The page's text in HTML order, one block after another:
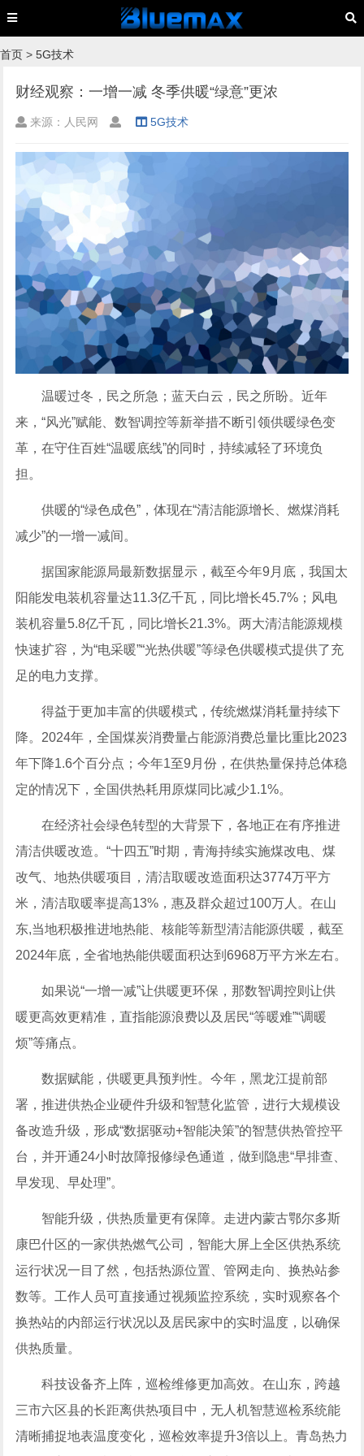
首页 > 5G技术
财经观察：一增一减 冬季供暖“绿意”更浓
来源：人民网 5G技术
温暖过冬，民之所急；蓝天白云，民之所盼。近年
来，“风光”赋能、数智调控等新举措不断引领供暖绿色变
革，在守住百姓“温暖底线”的同时，持续减轻了环境负
担。
供暖的“绿色成色”，体现在“清洁能源增长、燃煤消耗
减少”的一增一减间。
据国家能源局最新数据显示，截至今年9月底，我国太
阳能发电装机容量达11.3亿千瓦，同比增长45.7%；风电
装机容量5.8亿千瓦，同比增长21.3%。两大清洁能源规模
快速扩容，为“电采暖”“光热供暖”等绿色供暖模式提供了充
足的电力支撑。
得益于更加丰富的供暖模式，传统燃煤消耗量持续下
降。2024年，全国煤炭消费量占能源消费总量比重比2023
年下降1.6个百分点；今年1至9月份，在供热量保持总体稳
定的情况下，全国供热耗用原煤同比减少1.1%。
在经济社会绿色转型的大背景下，各地正在有序推进
清洁供暖改造。“十四五”时期，青海持续实施煤改电、煤
改气、地热供暖项目，清洁取暖改造面积达3774万平方
米，清洁取暖率提高13%，惠及群众超过100万人。在山
东,当地积极推进地热能、核能等新型清洁能源供暖，截至
2024年底，全省地热能供暖面积达到6968万平方米左右。
如果说“一增一减”让供暖更环保，那数智调控则让供
暖更高效更精准，直指能源浪费以及居民“等暖难”“调暖
烦”等痛点。
数据赋能，供暖更具预判性。今年，黑龙江提前部
署，推进供热企业硬件升级和智慧化监管，进行大规模设
备改造升级，形成“数据驱动+智能决策”的智慧供热管控平
台，并开通24小时故障报修绿色通道，做到隐患“早排查、
早发现、早处理”。
智能升级，供热质量更有保障。走进内蒙古鄂尔多斯
康巴什区的一家供热燃气公司，智能大屏上全区供热系统
运行状况一目了然，包括热源位置、管网走向、换热站参
数等。工作人员可直接通过视频监控系统，实时观察各个
换热站的内部运行状况以及居民家中的实时温度，以确保
供热质量。
科技设备齐上阵，巡检维修更加高效。在山东，跨越
三市六区县的长距离供热项目中，无人机智慧巡检系统能
清晰捕捉地表温度变化，巡检效率提升3倍以上。青岛热力